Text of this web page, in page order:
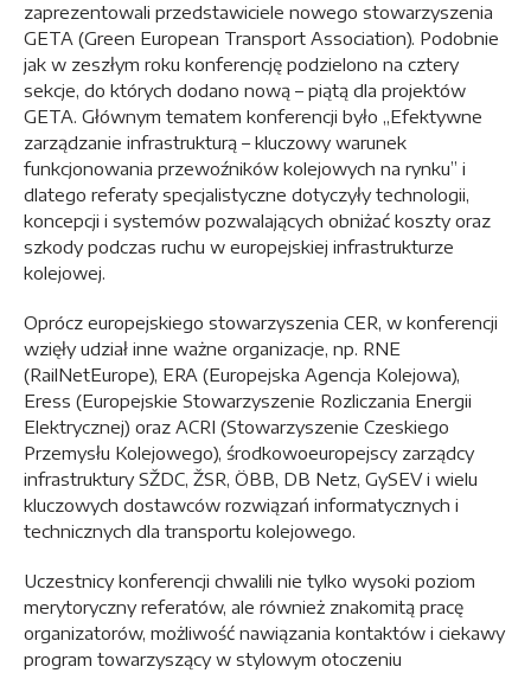
zaprezentowali przedstawiciele nowego stowarzyszenia
GETA (Green European Transport Association). Podobnie
jak w zeszłym roku konferencję podzielono na cztery
sekcje, do których dodano nową – piątą dla projektów
GETA. Głównym tematem konferencji było „Efektywne
zarządzanie infrastrukturą – kluczowy warunek
funkcjonowania przewoźników kolejowych na rynku” i
dlatego referaty specjalistyczne dotyczyły technologii,
koncepcji i systemów pozwalających obniżać koszty oraz
szkody podczas ruchu w europejskiej infrastrukturze
kolejowej.
Oprócz europejskiego stowarzyszenia CER, w konferencji
wzięły udział inne ważne organizacje, np. RNE
(RailNetEurope), ERA (Europejska Agencja Kolejowa),
Eress (Europejskie Stowarzyszenie Rozliczania Energii
Elektrycznej) oraz ACRI (Stowarzyszenie Czeskiego
Przemysłu Kolejowego), środkowoeuropejscy zarządcy
infrastruktury SŽDC, ŽSR, ÖBB, DB Netz, GySEV i wielu
kluczowych dostawców rozwiązań informatycznych i
technicznych dla transportu kolejowego.
Uczestnicy konferencji chwalili nie tylko wysoki poziom
merytoryczny referatów, ale również znakomitą pracę
organizatorów, możliwość nawiązania kontaktów i ciekawy
program towarzyszący w stylowym otoczeniu